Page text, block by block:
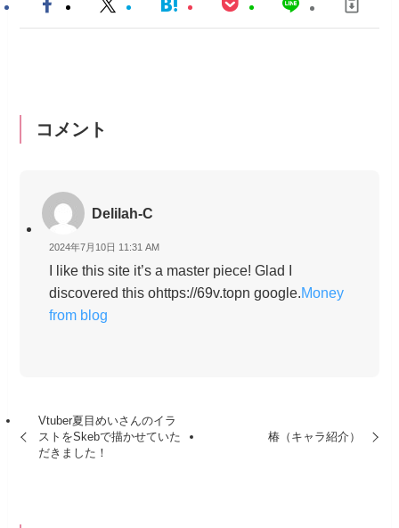
Vtuber夏目めいさんのイラ
ストをSkebで描かせていた
だきました！
椿（キャラ紹介）
コメント
Delilah-C
2024年7月10日 11:31 AM
I like this site it’s a master piece! Glad I
discovered this ohttps://69v.topn google.Money
from blog